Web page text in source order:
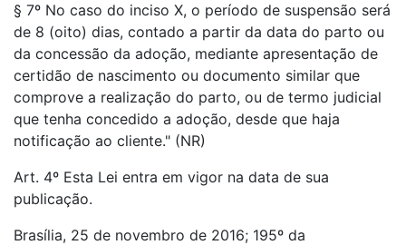
§ 7º No caso do inciso X, o período de suspensão será
de 8 (oito) dias, contado a partir da data do parto ou
da concessão da adoção, mediante apresentação de
certidão de nascimento ou documento similar que
comprove a realização do parto, ou de termo judicial
que tenha concedido a adoção, desde que haja
notificação ao cliente." (NR)
Art. 4º Esta Lei entra em vigor na data de sua
publicação.
Brasília, 25 de novembro de 2016; 195º da